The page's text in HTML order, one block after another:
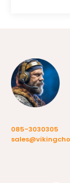
085-3030305